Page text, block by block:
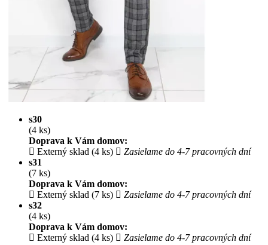
s30
(4 ks)
Doprava k Vám domov:
Externý sklad (4 ks)
Zasielame do 4-7 pracovných dní
s31
(7 ks)
Doprava k Vám domov:
Externý sklad (7 ks)
Zasielame do 4-7 pracovných dní
s32
(4 ks)
Doprava k Vám domov:
Externý sklad (4 ks)
Zasielame do 4-7 pracovných dní